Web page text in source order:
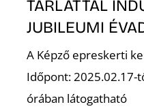
TÁRLATTAL
JUBILEUMI
A Képző epreskerti
Időpont: 2025.02.17-
órában látogatható